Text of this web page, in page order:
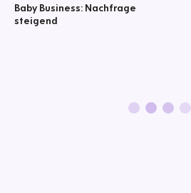
Baby Business: Nachfrage
steigend